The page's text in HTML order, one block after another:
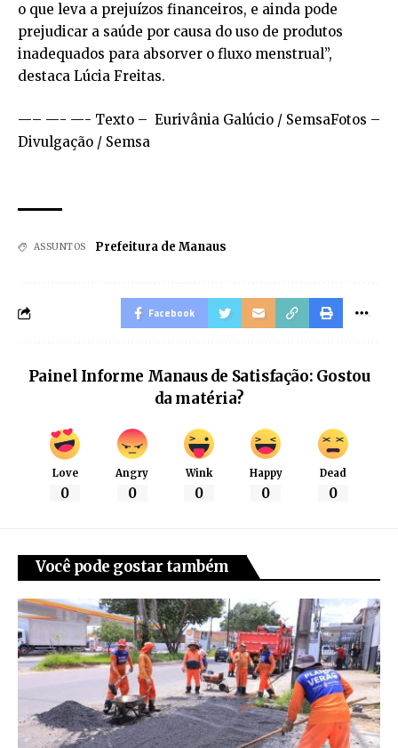
o que leva a prejuízos financeiros, e ainda pode
prejudicar a saúde por causa do uso de produtos
inadequados para absorver o fluxo menstrual”,
destaca Lúcia Freitas.
—– —- —- Texto – Eurivânia Galúcio / SemsaFotos –
Divulgação / Semsa
ASSUNTOS Prefeitura de Manaus
Facebook
Painel Informe Manaus de Satisfação: Gostou
da matéria?
Love
0
Angry
0
Wink
0
Happy
0
Dead
0
Você pode gostar também